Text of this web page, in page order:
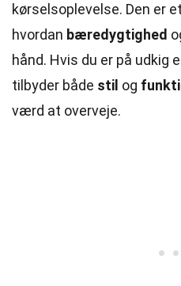
kørselsoplevelse. Den er
hvordan bæredygtighed
hånd. Hvis du er på udkig
tilbyder både stil og
værd at overveje.